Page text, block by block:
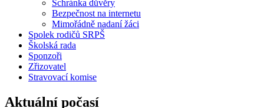
Schránka důvěry
Bezpečnost na internetu
Mimořádně nadaní žáci
Spolek rodičů SRPŠ
Školská rada
Sponzoři
Zřizovatel
Stravovací komise
Aktuální počasí